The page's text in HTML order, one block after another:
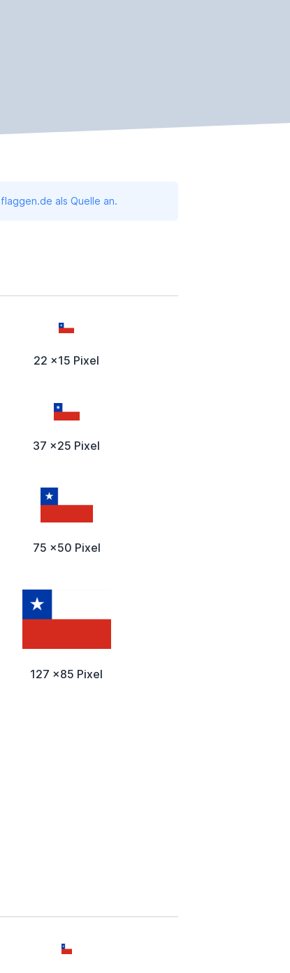
als Quelle an.
22 x15 Pixel
37 x25 Pixel
75 x50 Pixel
127 x85 Pixel